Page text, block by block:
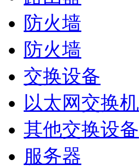
防火墙
防火墙
交换设备
以太网交换机
其他交换设备
服务器